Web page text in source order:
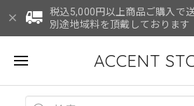
税込5,000円以上商品ご購入で
別途地域料を頂戴しております
ACCENT